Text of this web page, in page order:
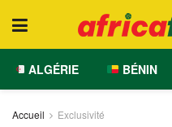
ALGÉRIE BÉNIN
Accueil Exclusivité